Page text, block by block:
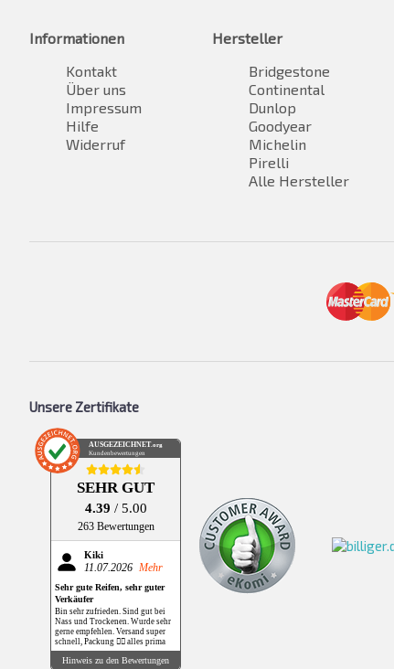
Informationen
Kontakt
Über uns
Impressum
Hilfe
Widerruf
Hersteller
Bridgestone
Continental
Dunlop
Goodyear
Michelin
Pirelli
Alle Hersteller
Unsere Zertifikate
AUSGEZEICHNET .org
Kundenbewertungen
SEHR GUT
4.39 / 5.00
263 Bewertungen
Kiki
11.07.2026 Mehr
Sehr gute Reifen, sehr guter
Verkäufer
Bin sehr zufrieden. Sind gut bei
Nass und Trockenen. Wurde sehr
gerne empfehlen. Versand super
schnell, Packung 👌🏻 alles prima
Hinweis zu den Bewertungen